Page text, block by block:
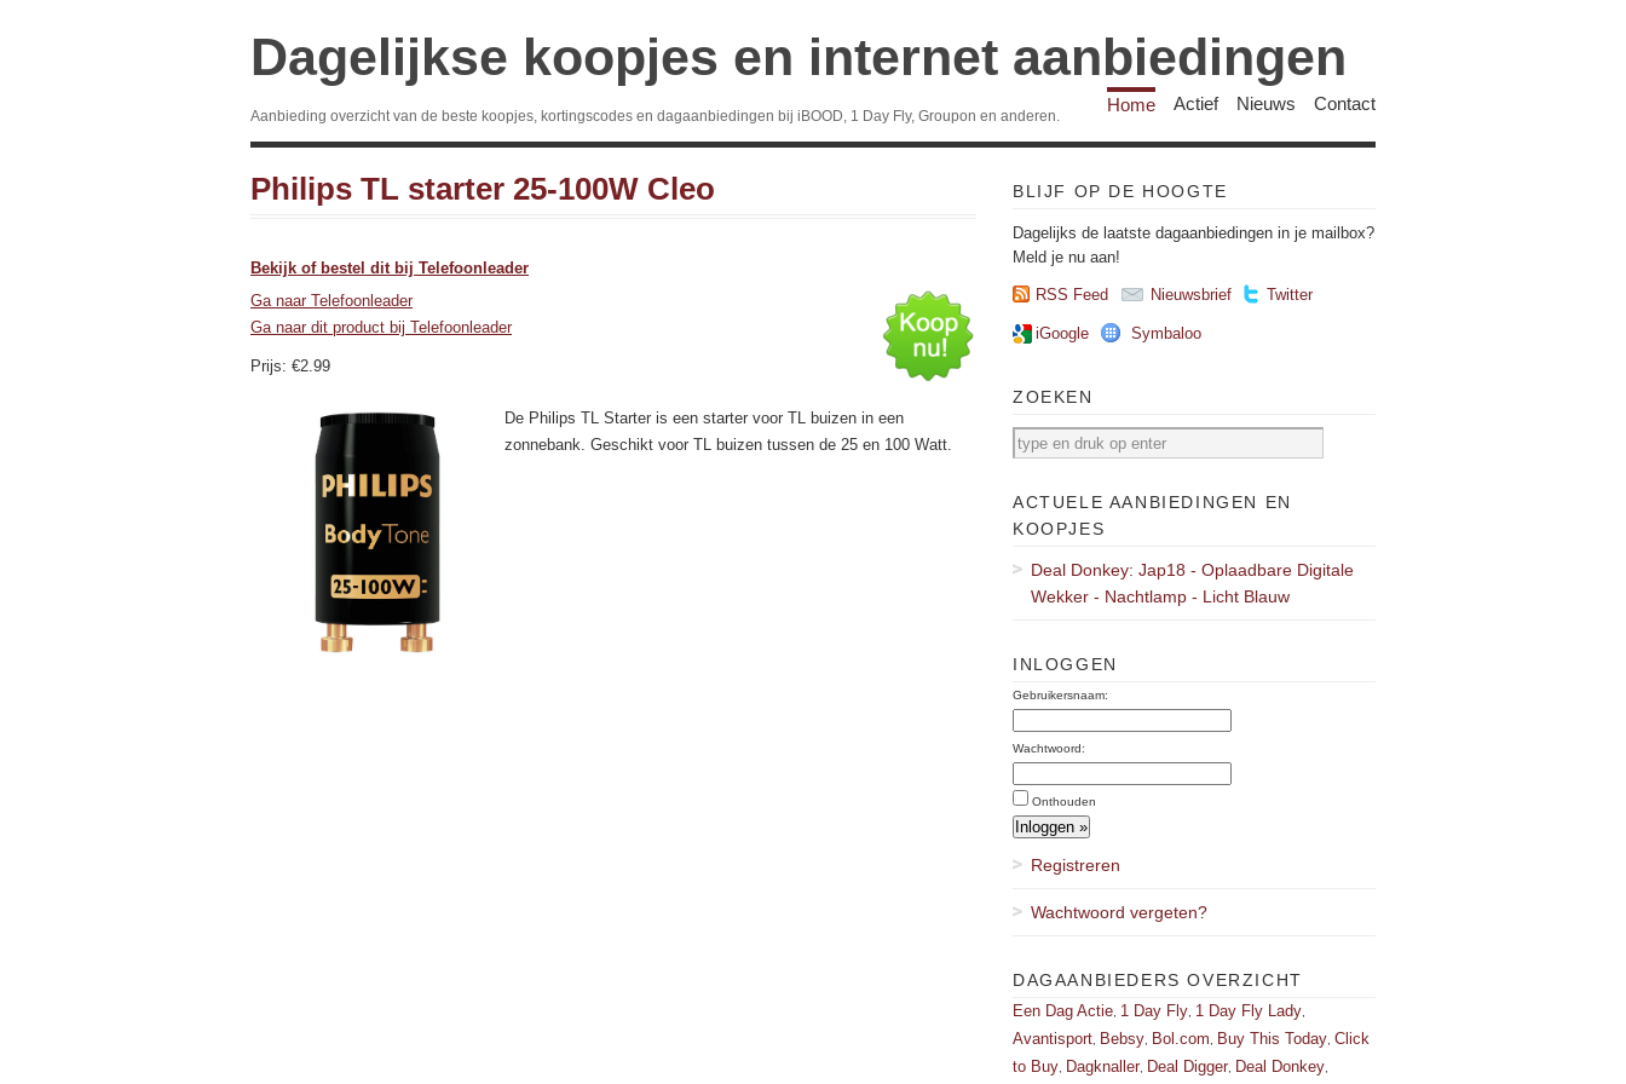
Dagelijkse koopjes en internet aanbiedingen
Aanbieding overzicht van de beste koopjes, kortingscodes en dagaanbiedingen bij iBOOD, 1 Day Fly, Groupon en anderen.
Home Actief Nieuws Contact
Philips TL starter 25-100W Cleo
Bekijk of bestel dit bij Telefoonleader
Ga naar Telefoonleader
Ga naar dit product bij Telefoonleader
Prijs: €2.99
De Philips TL Starter is een starter voor TL buizen in een
zonnebank. Geschikt voor TL buizen tussen de 25 en 100 Watt.
BLIJF OP DE HOOGTE
Dagelijks de laatste dagaanbiedingen in je mailbox?
Meld je nu aan!
RSS Feed Nieuwsbrief Twitter
iGoogle Symbaloo
ZOEKEN
ACTUELE AANBIEDINGEN EN
KOOPJES
Deal Donkey: Jap18 - Oplaadbare Digitale
Wekker - Nachtlamp - Licht Blauw
INLOGGEN
Gebruikersnaam:
Wachtwoord:
Onthouden
Registreren
Wachtwoord vergeten?
DAGAANBIEDERS OVERZICHT
Een Dag Actie 1 Day Fly 1 Day Fly Lady
Avantisport Bebsy Bol.com Buy This Today Click
to Buy Dagknaller Deal Digger Deal Donkey